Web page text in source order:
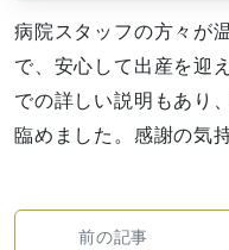
病院スタッフの方々が
で、安心して出産を迎
での詳しい説明もあり
臨めました。感謝の気
前の記事